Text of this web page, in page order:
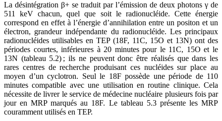
La désintégration β+ se traduit par l’émission de deux photons γ de
511 keV chacun, quel que soit le radionucléide. Cette énergie
correspond en effet à l’énergie d’annihilation entre un positon et un
électron, grandeur indépendante du radionucléide. Les principaux
radionucléides utilisables en TEP (18F, 11C, 15O et 13N) ont des
périodes courtes, inférieures à 20 minutes pour le 11C, 15O et le
13N (tableau 5.2) ; ils ne peuvent donc être réalisés que dans les
rares centres de recherche produisant ces nucléides sur place au
moyen d’un cyclotron. Seul le 18F possède une période de 110
minutes compatible avec une utilisation en routine clinique. Cela
nécessite de livrer le service de médecine nucléaire plusieurs fois par
jour en MRP marqués au 18F. Le tableau 5.3 présente les MRP
couramment utilisés en TEP.